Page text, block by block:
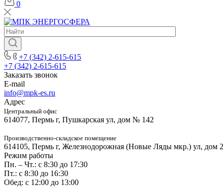
0
+7 (342) 2-615-615
+7 (342) 2-615-615
Заказать звонок
E-mail
info@mpk-es.ru
Адрес
Центральный офис
614077, Пермь г, Пушкарская ул, дом № 142
Производственно-складское помещение
614105, Пермь г, Железнодорожная (Новые Ляды мкр.) ул, дом
Режим работы
Пн. – Чт.: с 8:30 до 17:30
Пт.: с 8:30 до 16:30
Обед: с 12:00 до 13:00